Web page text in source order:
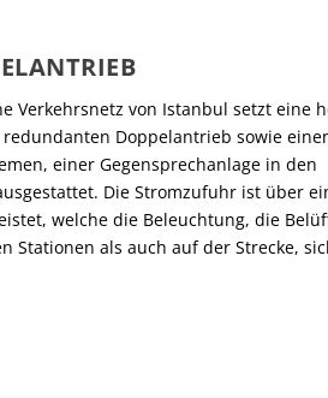
Verkehrsnetz von Istanbul setzt eine
Doppelantrieb sowie
einer Gegensprechanlage in den
Die Stromzufuhr ist über
welche die Beleuchtung, die
Stationen als auch auf der Strecke,